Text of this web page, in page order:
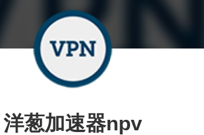
洋葱加速器npv